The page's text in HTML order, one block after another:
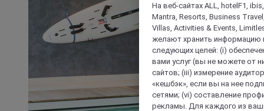
На веб-сайтах ALL, hotelF1,
Mantra, Resorts, Business
Villas, Activities & Events,
желают хранить информацию
следующих целей: (i)
вами услуг (вы не можете от
сайтов; (iii) измерение
«кешбэк», если вы на нее
сетями; (vi) составление
рекламы. Для каждого из